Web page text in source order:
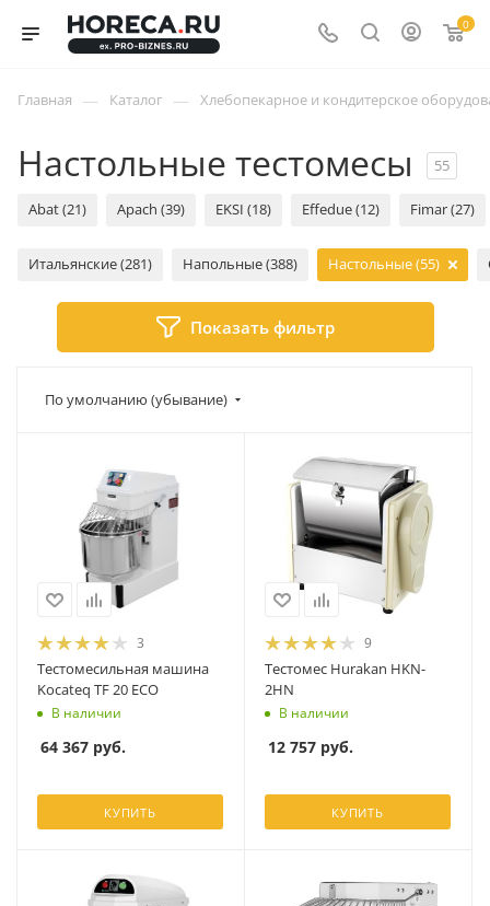
0
Главная — Каталог — Хлебопекарное и кондитерское
Настольные тестомесы 55
Abat (21) Apach (39) EKSI (18) Effedue (12) Fimar (27)
Итальянские (281) Напольные (388) Настольные (55)
Показать фильтр
По умолчанию (убывание)
3
Тестомесильная машина
Kocateq TF 20 ECO
В наличии
64 367 руб.
КУПИТЬ
9
Тестомес Hurakan HKN-
2HN
В наличии
12 757 руб.
КУПИТЬ